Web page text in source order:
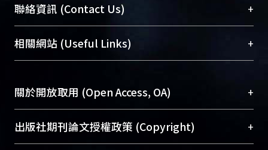
臺大位居世界頂尖大學之列，為永久珍藏及向國際
展現本校豐碩的研究成果及學術能量，圖書館整合
機構典藏（NTUR）與學術庫（AH）不同功能平
台，成為臺大學術典藏NTU scholars。期能整合研
成果。
To permanently archive and promote researcher
profiles and scholarly works, Library integrates the
services of “NTU Repository” with “Academic
聯絡資訊 (Contact Us) +
總館學科館員(Main Library)
醫學圖書館學科館員(Medical Library)
Sciences Library)
相關網站 (Useful Links) +
關於開放取用 (Open Access, OA) +
開放取用是從使用者角度提升資訊取用性的社會運
動，應用在學術研究上是透過將研究著作公開供使
出版社期刊論文授權政策 (Copyright) +